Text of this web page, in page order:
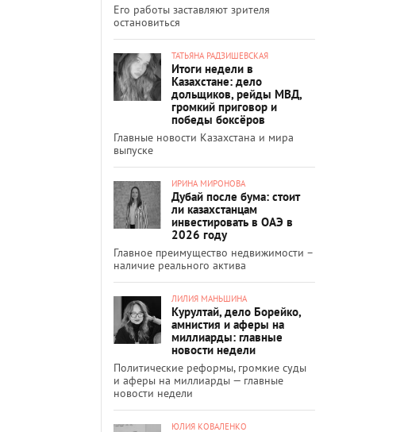
Его работы заставляют зрителя
остановиться
ТАТЬЯНА РАДЗИШЕВСКАЯ
Итоги недели в
Казахстане: дело
дольщиков, рейды МВД,
громкий приговор и
победы боксёров
Главные новости Казахстана и мира
выпуске
ИРИНА МИРОНОВА
Дубай после бума: стоит
ли казахстанцам
инвестировать в ОАЭ в
2026 году
Главное преимущество недвижимости –
наличие реального актива
ЛИЛИЯ МАНЬШИНА
Курултай, дело Борейко,
амнистия и аферы на
миллиарды: главные
новости недели
Политические реформы, громкие суды
и аферы на миллиарды — главные
новости недели
ЮЛИЯ КОВАЛЕНКО